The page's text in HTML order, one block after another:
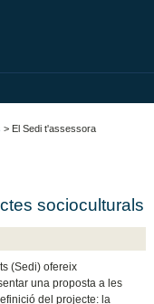
> El Sedi t'assessora
socioculturals
(Sedi) ofereix
una proposta a les
del projecte: la